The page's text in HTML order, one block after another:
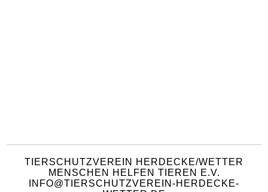
TIERSCHUTZVEREIN HERDECKE/WETTER
MENSCHEN HELFEN TIEREN E.V.
INFO@TIERSCHUTZVEREIN-HERDECKE-